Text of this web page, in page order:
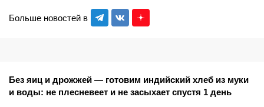
Больше новостей в
Без яиц и дрожжей — готовим индийский хлеб из муки
и воды: не плесневеет и не засыхает спустя 1 день